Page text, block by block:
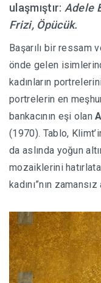
ulaşmıştır: Adele
Frizi, Öpücük.
Başarılı bir ressam
önde gelen
kadınların
portrelerin en
bankacının eşi olan
(1970). Tablo,
da aslında yoğun
mozaiklerini
kadını”nın